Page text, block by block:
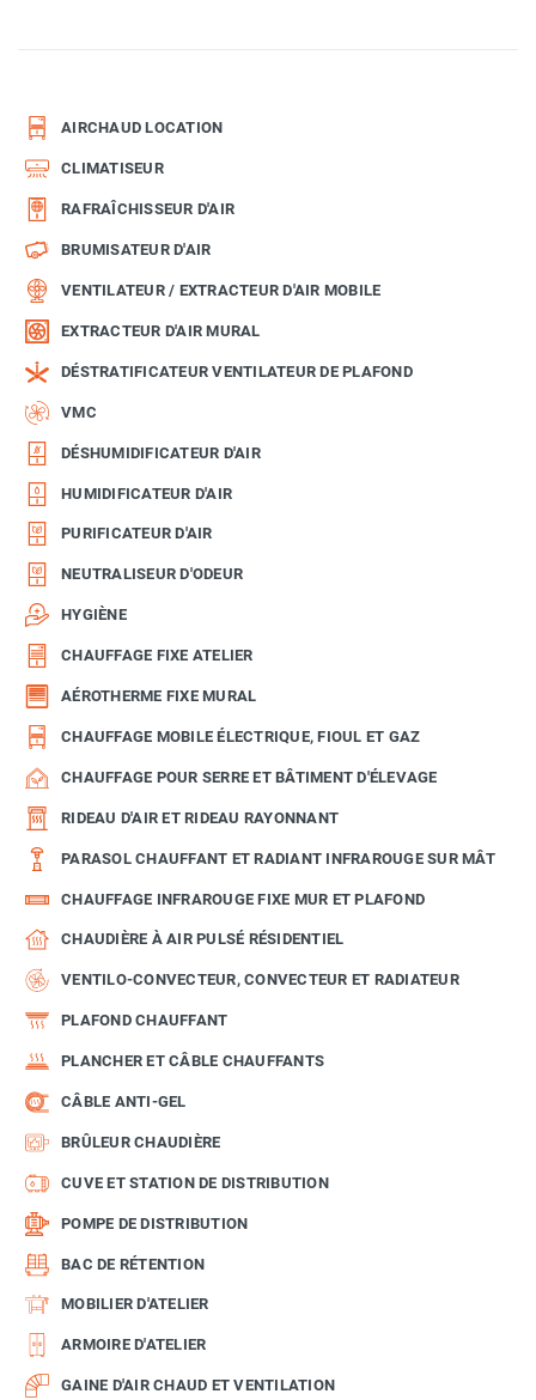
AIRCHAUD LOCATION
CLIMATISEUR
RAFRAÎCHISSEUR D'AIR
BRUMISATEUR D'AIR
VENTILATEUR / EXTRACTEUR D'AIR MOBILE
EXTRACTEUR D'AIR MURAL
DÉSTRATIFICATEUR VENTILATEUR DE PLAFOND
VMC
DÉSHUMIDIFICATEUR D'AIR
HUMIDIFICATEUR D'AIR
PURIFICATEUR D'AIR
NEUTRALISEUR D'ODEUR
HYGIÈNE
CHAUFFAGE FIXE ATELIER
AÉROTHERME FIXE MURAL
CHAUFFAGE MOBILE ÉLECTRIQUE, FIOUL ET GAZ
CHAUFFAGE POUR SERRE ET BÂTIMENT D'ÉLEVAGE
RIDEAU D'AIR ET RIDEAU RAYONNANT
PARASOL CHAUFFANT ET RADIANT INFRAROUGE SUR MÂT
CHAUFFAGE INFRAROUGE FIXE MUR ET PLAFOND
CHAUDIÈRE À AIR PULSÉ RÉSIDENTIEL
VENTILO-CONVECTEUR, CONVECTEUR ET RADIATEUR
PLAFOND CHAUFFANT
PLANCHER ET CÂBLE CHAUFFANTS
CÂBLE ANTI-GEL
BRÛLEUR CHAUDIÈRE
CUVE ET STATION DE DISTRIBUTION
POMPE DE DISTRIBUTION
BAC DE RÉTENTION
MOBILIER D'ATELIER
ARMOIRE D'ATELIER
GAINE D'AIR CHAUD ET VENTILATION